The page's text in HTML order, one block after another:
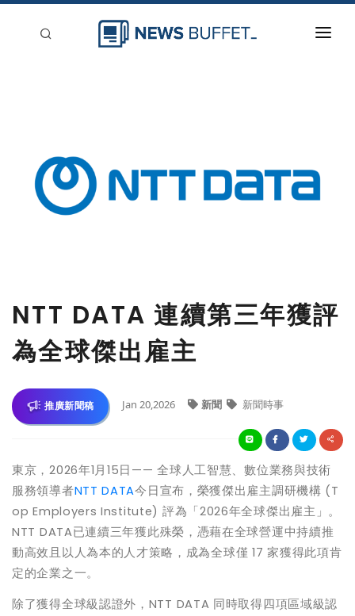
刊登
NTT DATA 連續第三年獲評
為全球傑出雇主
推廣新聞稿 Jan 20,2026 新聞 新聞時事
東京，2026年1月15日—— 全球人工智慧、數位業務與技術
服務領導者NTT DATA今日宣布，榮獲傑出雇主調研機構 (T
op Employers Institute) 評為「2026年全球傑出雇主」。
NTT DATA已連續三年獲此殊榮，憑藉在全球營運中持續推
動高效且以人為本的人才策略，成為全球僅 17家獲得此項肯
定的企業之一。
除了獲得全球級認證外， NTT DATA 同時取得四項區域級認